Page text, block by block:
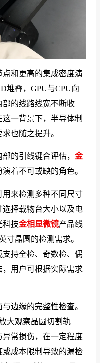
和更高的集成密度演
堆叠，GPU与CPU向
部的线路线宽不断收
一背景下，半导体制
也随之提升。
的引线键合评估， 金
着不可或缺的角色。
用来检测多种不同尺寸
选择载物台大小以及电
科技金相显微镜产品线
寸晶圆的检测需求。
持全检、奇数检、偶
用户可根据实际需求
边缘的完整性检查。
大观察晶圆切割轨
常损伤，在一定程度
或成本限制导致的漏检